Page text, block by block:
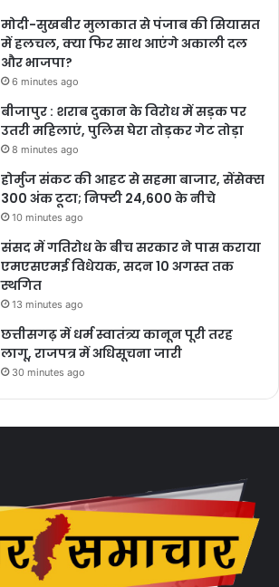
मोदी-सुखबीर मुलाकात से पंजाब की सियासत
में हलचल, क्या फिर साथ आएंगे अकाली दल
और भाजपा?
6 minutes ago
बीजापुर : शराब दुकान के विरोध में सड़क पर
उतरी महिलाएं, पुलिस घेरा तोड़कर गेट तोड़ा
8 minutes ago
होर्मुज संकट की आहट से सहमा बाजार, सेंसेक्स
300 अंक टूटा; निफ्टी 24,600 के नीचे
10 minutes ago
संसद में गतिरोध के बीच सरकार ने पास कराया
एमएसएमई विधेयक, सदन 10 अगस्त तक
स्थगित
13 minutes ago
छत्तीसगढ़ में धर्म स्वातंत्र्य कानून पूरी तरह
लागू, राजपत्र में अधिसूचना जारी
30 minutes ago